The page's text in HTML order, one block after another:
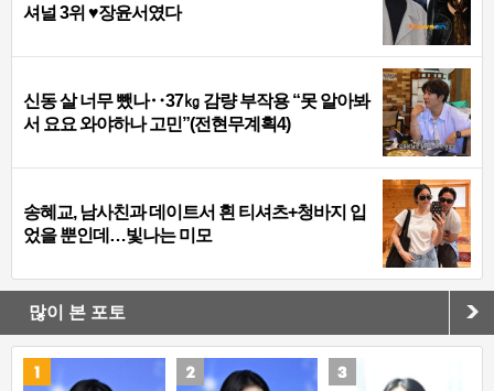
셔널 3위 ♥장윤서였다
신동 살 너무 뺐나‥37㎏ 감량 부작용 “못 알아봐
서 요요 와야하나 고민”(전현무계획4)
송혜교, 남사친과 데이트서 흰 티셔츠+청바지 입
었을 뿐인데…빛나는 미모
많이 본 포토